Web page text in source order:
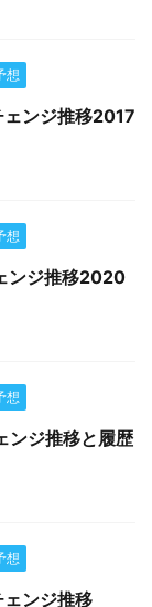
想
ェンジ推移2017
想
ンジ推移2020
想
ンジ推移と履歴
想
ンジ推移